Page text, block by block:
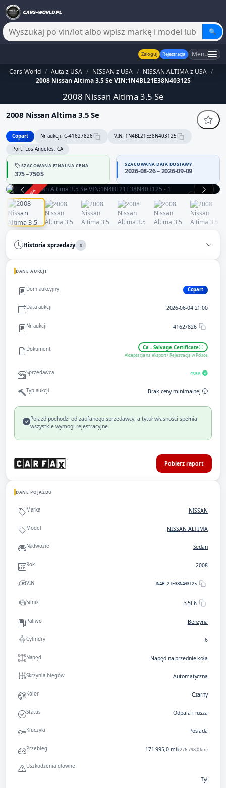
🔍
Zaloguj Rejestracja Menu
Cars-World / Auta z USA / NISSAN z USA / NISSAN ALTIMA z USA /
2008 Nissan Altima 3.5 Se VIN:1N4BL21E38N403125
2008 Nissan Altima 3.5 Se
2008 Nissan Altima 3.5 Se
Copart Nr aukcji: C-41627826
VIN: 1N4BL21E38N403125
Port: Los Angeles, CA
SZACOWANA FINALNA CENA
375 – 750 $
SZACOWANA DATA DOSTAWY
2026-08-26 – 2026-09-09
ZAKOŃCZONA
Historia sprzedaży 0
DANE AUKCJI
Dom aukcyjny Copart
Data aukcji 2026-06-04 21:00
Nr aukcji 41627826
Dokument Ca - Salvage Certificate
Akceptacja na eksport / Rejestracja w Polsce
Sprzedawca csaa
Typ aukcji Brak ceny minimalnej
Pojazd pochodzi od zaufanego sprzedawcy, a tytuł własności spełnia
wszystkie wymogi rejestracyjne.
Pobierz raport
DANE POJAZDU
Marka NISSAN
Model NISSAN ALTIMA
Nadwozie Sedan
Rok 2008
VIN 1N4BL21E38N403125
Silnik 3.5l 6
Paliwo Benzyna
Cylindry 6
Napęd Napęd na przednie koła
Skrzynia biegów Automatyczna
Kolor Czarny
Status Odpala i rusza
Kluczyki Posiada
Przebieg 171 995,0 mil(276 798,0 km)
Uszkodzenia główne
Tył